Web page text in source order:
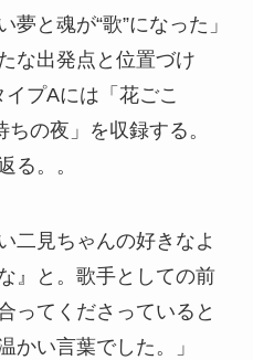
と魂が“歌”になった」
な出発点と位置づけ
プAには「花ごこ
の夜」を収録する。
る。。
二見ちゃんの好きなよ
』と。歌手としての前
ってくださっていると
かい言葉でした。」